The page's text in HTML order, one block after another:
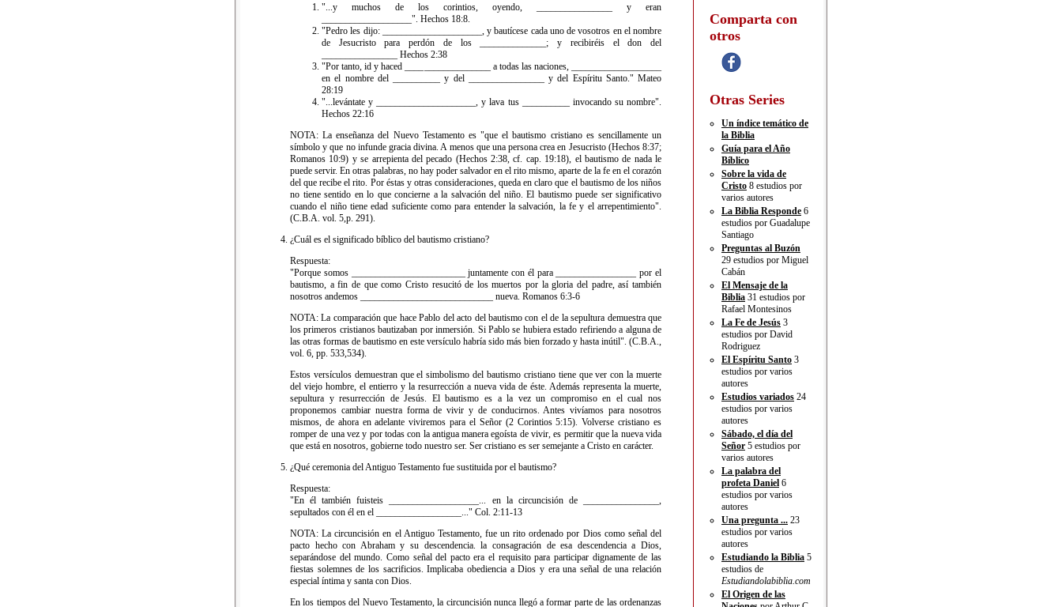
"...y muchos de los corintios, oyendo, ________________ y eran
___________________". Hechos 18:8.
"Pedro les dijo: _____________________, y bautícese cada uno de vosotros en el nombre
de Jesucristo para perdón de los ______________; y recibiréis el don del
________________ Hechos 2:38
"Por tanto, id y haced __________________ a todas las naciones, ___________________
en el nombre del __________ y del ________________ y del Espíritu Santo." Mateo
28:19
"...levántate y _____________________, y lava tus __________ invocando su nombre".
Hechos 22:16
NOTA: La enseñanza del Nuevo Testamento es "que el bautismo cristiano es sencillamente un
símbolo y que no infunde gracia divina. A menos que una persona crea en Jesucristo (Hechos 8:37;
Romanos 10:9) y se arrepienta del pecado (Hechos 2:38, cf. cap. 19:18), el bautismo de nada le
puede servir. En otras palabras, no hay poder salvador en el rito mismo, aparte de la fe en el corazón
del que recibe el rito. Por éstas y otras consideraciones, queda en claro que el bautismo de los niños
no tiene sentido en lo que concierne a la salvación del niño. El bautismo puede ser significativo
cuando el niño tiene edad suficiente como para entender la salvación, la fe y el arrepentimiento".
(C.B.A. vol. 5,p. 291).
¿Cuál es el significado bíblico del bautismo cristiano?
Respuesta:
"Porque somos ________________________ juntamente con él para _________________ por el
bautismo, a fin de que como Cristo resucitó de los muertos por la gloria del padre, así también
nosotros andemos ____________________________ nueva. Romanos 6:3-6
NOTA: La comparación que hace Pablo del acto del bautismo con el de la sepultura demuestra que
los primeros cristianos bautizaban por inmersión. Si Pablo se hubiera estado refiriendo a alguna de
las otras formas de bautismo en este versículo habría sido más bien forzado y hasta inútil". (C.B.A.,
vol. 6, pp. 533,534).
Estos versículos demuestran que el simbolismo del bautismo cristiano tiene que ver con la muerte
del viejo hombre, el entierro y la resurrección a nueva vida de éste. Además representa la muerte,
sepultura y resurrección de Jesús. El bautismo es a la vez un compromiso en el cual nos
proponemos cambiar nuestra forma de vivir y de conducirnos. Antes vivíamos para nosotros
mismos, de ahora en adelante viviremos para el Señor (2 Corintios 5:15). Volverse cristiano es
romper de una vez y por todas con la antigua manera egoísta de vivir, es permitir que la nueva vida
que está en nosotros, gobierne todo nuestro ser. Ser cristiano es ser semejante a Cristo en carácter.
¿Qué ceremonia del Antiguo Testamento fue sustituida por el bautismo?
Respuesta:
"En él también fuisteis ___________________... en la circuncisión de ________________,
sepultados con él en el __________________..." Col. 2:11-13
NOTA: La circuncisión en el Antiguo Testamento, fue un rito ordenado por Dios como señal del
pacto hecho con Abraham y su descendencia. la consagración de esa descendencia a Dios,
separándose del mundo. Como señal del pacto era el requisito para participar dignamente de las
fiestas solemnes de los sacrificios. Implicaba obediencia a Dios y era una señal de una relación
especial íntima y santa con Dios.
En los tiempos del Nuevo Testamento, la circuncisión nunca llegó a formar parte de las ordenanzas
Comparta con
otros
Otras Series
Un índice temático de
la Biblia
Guía para el Año
Bíblico
Sobre la vida de
Cristo 8 estudios por
varios autores
La Biblia Responde 6
estudios por Guadalupe
Santiago
Preguntas al Buzón
29 estudios por Miguel
Cabán
El Mensaje de la
Biblia 31 estudios por
Rafael Montesinos
La Fe de Jesús 3
estudios por David
Rodriguez
El Espíritu Santo 3
estudios por varios
autores
Estudios variados 24
estudios por varios
autores
Sábado, el día del
Señor 5 estudios por
varios autores
La palabra del
profeta Daniel 6
estudios por varios
autores
Una pregunta ... 23
estudios por varios
autores
Estudiando la Biblia 5
estudios de
Estudiandolabiblia.com
El Origen de las